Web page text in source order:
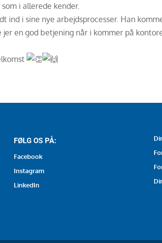
i allerede kender.
ind i sine nye arbejdsprocesser. Han
jer en god betjening når i kommer på
FØLG OS PÅ:
Facebook
Instagram
LinkedIn